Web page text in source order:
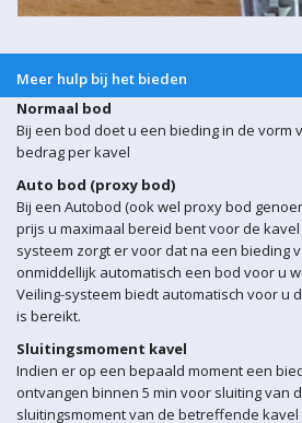
Meer hulp bij het bieden
Normaal bod
Bij een bod doet u een bieding in de vorm
bedrag per kavel
Auto bod (proxy bod)
Bij een Autobod (ook wel proxy bod
prijs u maximaal bereid bent voor de
systeem zorgt er voor dat na een bieding
onmiddellijk automatisch een bod voor u
Veiling-systeem biedt automatisch voor u
is bereikt.
Sluitingsmoment kavel
Indien er op een bepaald moment een
ontvangen binnen 5 min voor sluiting van
sluitingsmoment van de betreffende